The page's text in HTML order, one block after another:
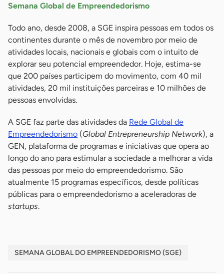
Semana Global de Empreendedorismo
Todo ano, desde 2008, a SGE inspira pessoas em todos os
continentes durante o mês de novembro por meio de
atividades locais, nacionais e globais com o intuito de
explorar seu potencial empreendedor. Hoje, estima-se
que 200 países participem do movimento, com 40 mil
atividades, 20 mil instituições parceiras e 10 milhões de
pessoas envolvidas.
A SGE faz parte das atividades da Rede Global de
Empreendedorismo (Global Entrepreneurship Network), a
GEN, plataforma de programas e iniciativas que opera ao
longo do ano para estimular a sociedade a melhorar a vida
das pessoas por meio do empreendedorismo. São
atualmente 15 programas específicos, desde políticas
públicas para o empreendedorismo a aceleradoras de
startups.
SEMANA GLOBAL DO EMPREENDEDORISMO (SGE)